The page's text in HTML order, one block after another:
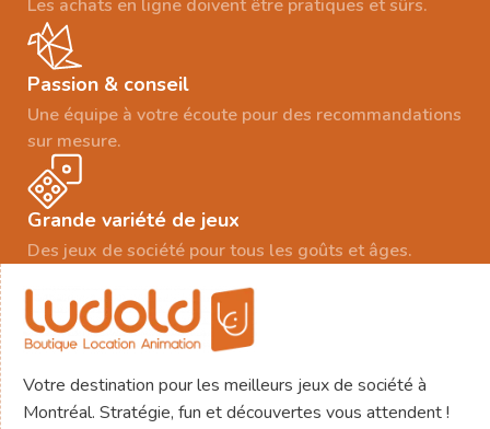
Les achats en ligne doivent être pratiques et sûrs.
Passion & conseil
Une équipe à votre écoute pour des recommandations
sur mesure.
Grande variété de jeux
Des jeux de société pour tous les goûts et âges.
Votre destination pour les meilleurs jeux de société à
Montréal. Stratégie, fun et découvertes vous attendent !